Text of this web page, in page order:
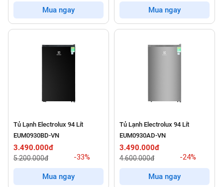
Mua ngay Mua ngay
Tủ Lạnh Electrolux 94 Lít
EUM0930BD-VN
3.490.000đ
5.200.000đ -33%
Mua ngay
Tủ Lạnh Electrolux 94 Lít
EUM0930AD-VN
3.490.000đ
4.600.000đ -24%
Mua ngay